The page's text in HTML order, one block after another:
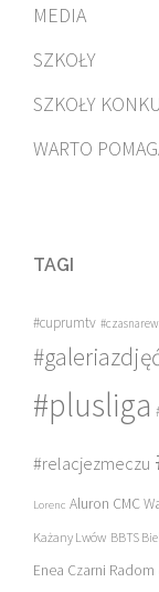
MEDIA
SZKOŁY
SZKOŁY
WARTO
TAGI
#cuprumtv
#plusliga
#relacjezmeczu
Lorenc Aluron CMC
Każany Lwów BBTS
Enea Czarni Radom